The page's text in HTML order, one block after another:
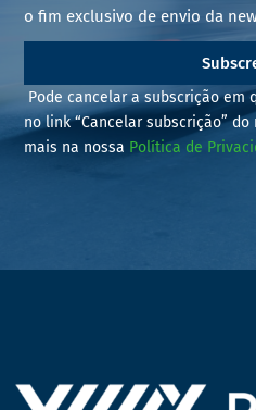
o fim exclusivo de envio da
Pode cancelar a subscrição em
no link “Cancelar subscrição”
mais na nossa Política de